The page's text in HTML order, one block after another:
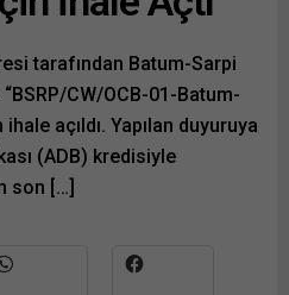
tarafından Batum-Sarpi
CW/OCB-01-Batum-
açıldı. Yapılan duyuruya
(ADB) kredisiyle
son […]